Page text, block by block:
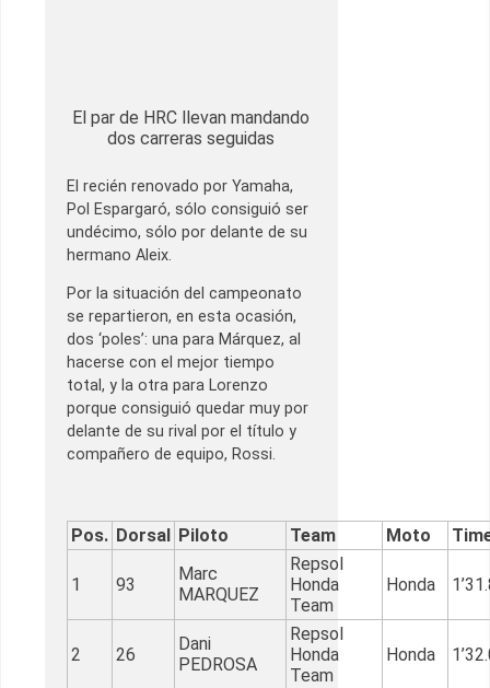
El par de HRC llevan mandando
dos carreras seguidas
El recién renovado por Yamaha,
Pol Espargaró, sólo consiguió ser
undécimo, sólo por delante de su
hermano Aleix.
Por la situación del campeonato
se repartieron, en esta ocasión,
dos ‘poles’: una para Márquez, al
hacerse con el mejor tiempo
total, y la otra para Lorenzo
porque consiguió quedar muy por
delante de su rival por el título y
compañero de equipo, Rossi.
Pos. Dorsal Piloto Team Moto
1 93
Marc
MARQUEZ
Repsol
Honda
Team
Honda
2 26
Dani
PEDROSA
Repsol
Honda
Team
Honda